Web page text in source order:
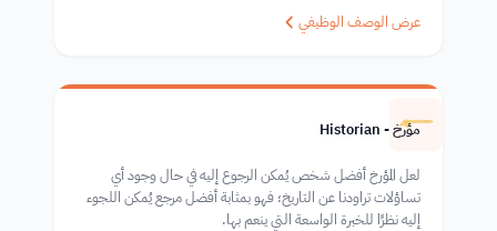
عرض الوصف الوظيفي
مؤرخ - Historian
لعل المؤرخ أفضل شخص يُمكن الرجوع إليه في حال وجود أي
تساؤلات تراودنا عن التاريخ؛ فهو بمثابة أفضل مرجع يُمكن اللجوء
إليه نظرًا للخبرة الواسعة التي ينعم بها.